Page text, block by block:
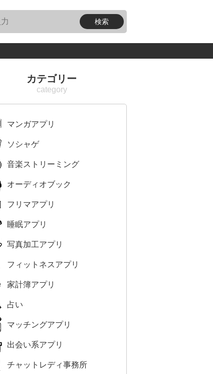
カテゴリー
マンガアプリ
ソシャゲ
音楽ストリーミング
オーディオブック
フリマアプリ
睡眠アプリ
写真加工アプリ
フィットネスアプリ
家計簿アプリ
占い
マッチングアプリ
出会い系アプリ
チャットレディ事務所